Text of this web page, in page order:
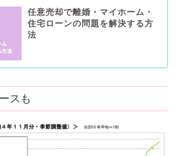
任意売却で離婚・マイホーム・
住宅ローンの問題を解決する方
法
スも